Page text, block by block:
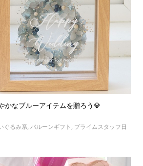
かなブルーアイテムを贈ろう💎
ぐるみ系, バルーンギフト , プライムスタッフ日